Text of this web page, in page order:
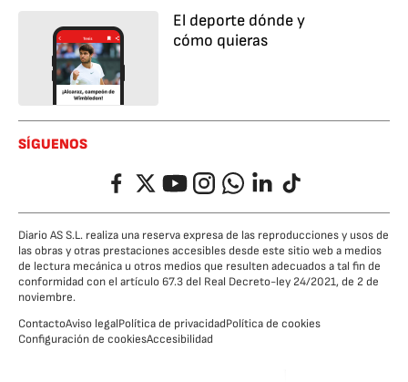
El deporte dónde y
cómo quieras
SÍGUENOS
FacebookTwitterYouTubeInstagramWhatsappLinkedIn
TikTok
Diario AS S.L. realiza una reserva expresa de las reproducciones y usos de
las obras y otras prestaciones accesibles desde este sitio web a medios
de lectura mecánica u otros medios que resulten adecuados a tal fin de
conformidad con el artículo 67.3 del Real Decreto-ley 24/2021, de 2 de
noviembre.
ContactoAviso legalPolítica de privacidadPolítica de cookies
Configuración de cookiesAccesibilidad